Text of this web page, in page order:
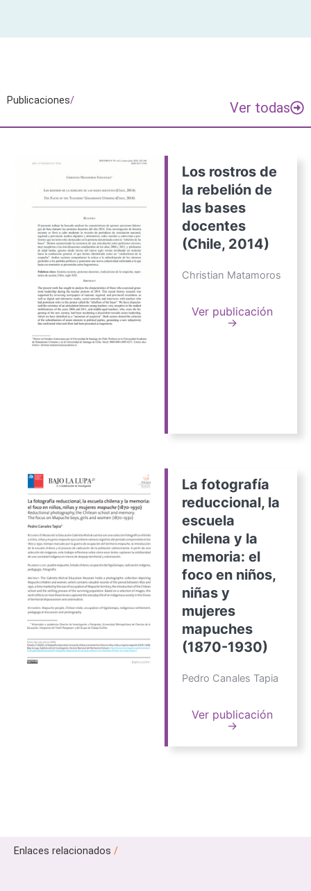
Publicaciones/ Ver todas
Los rostros de
la rebelión de
las bases
docentes
(Chile, 2014)
Christian Matamoros
Ver publicación
→
La fotografía
reduccional, la
escuela
chilena y la
memoria: el
foco en niños,
niñas y
mujeres
mapuches
(1870-1930)
Pedro Canales Tapia
Ver publicación
→
Enlaces relacionados /